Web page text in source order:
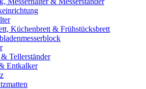
Küchenbrett & Frühstücksbrett
Tellerständer
Entkalker